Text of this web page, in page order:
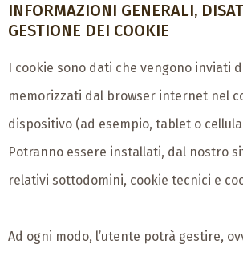
INFORMAZIONI GENERALI,
GESTIONE DEI COOKIE
I cookie sono dati che vengono inviati
memorizzati dal browser internet nel
dispositivo (ad esempio, tablet o
Potranno essere installati, dal nostro
relativi sottodomini, cookie tecnici e
Ad ogni modo, l’utente potrà gestire,